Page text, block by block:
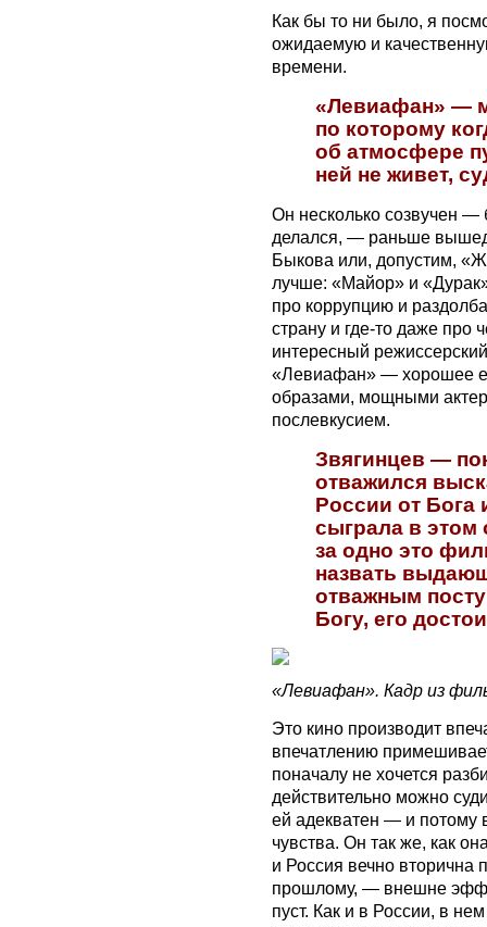
Как бы то ни было, я
ожидаемую и
времени.
«Левиафан» —
по которому
об атмосфере
ней не живет,
Он несколько созвучен —
делался, — раньше
Быкова или, допустим,
лучше: «Майор» и
про коррупцию и
страну и где-то даже про
интересный
«Левиафан» — хорошее
образами, мощными
послевкусием.
Звягинцев —
отважился
России от Бога
сыграла в
за одно это
назвать
отважным
Богу, его
«Левиафан». Кадр из
Это кино производит
впечатлению
поначалу не хочется
действительно можно
ей адекватен — и потому
чувства. Он так же, как
и Россия вечно вторична
прошлому, — внешне
пуст. Как и в России, в